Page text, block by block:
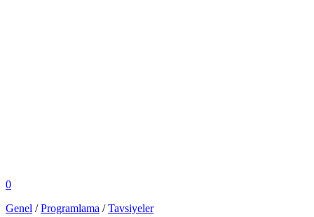
0
Genel /Programlama /Tavsiyeler